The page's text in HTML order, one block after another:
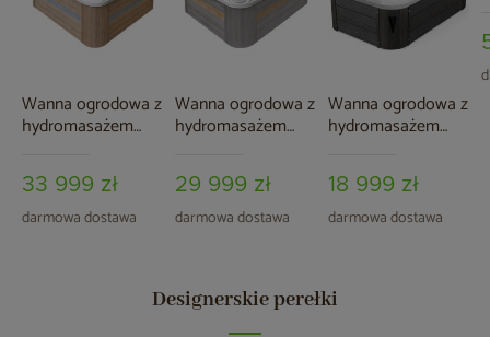
Wanna ogrodowa z
hydromasażem
5202 5-osobowa
Sterling White /
OAK
33 999 zł
darmowa dostawa
Wanna ogrodowa z
hydromasażem
3202 3-osobowa
29 999 zł
darmowa dostawa
Wanna ogrodowa z
hydromasażem
3-osobowa
18 999 zł
darmowa dostawa
Designerskie perełki